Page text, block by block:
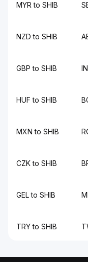
MYR to SHIB
NZD to SHIB
GBP to SHIB
HUF to SHIB
MXN to SHIB
CZK to SHIB
GEL to SHIB
TRY to SHIB